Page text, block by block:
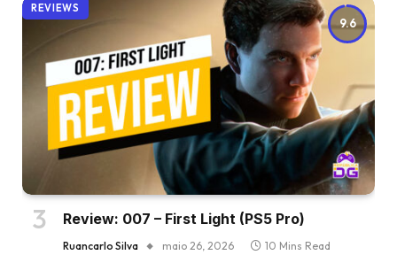
9.6
REVIEWS
Review: 007 – First Light (PS5 Pro)
Ruancarlo Silva maio 26, 2026 10 Mins Read